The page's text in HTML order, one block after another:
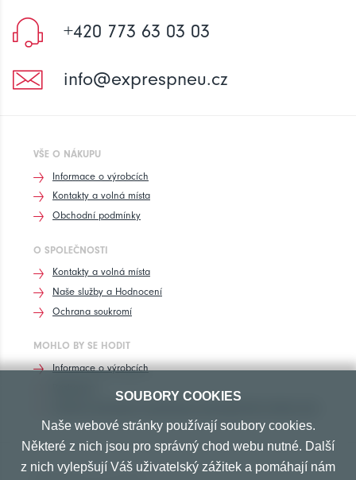
+420 773 63 03 03
info@exprespneu.cz
VŠE O NÁKUPU
Informace o výrobcích
Kontakty a volná místa
Obchodní podmínky
O SPOLEČNOSTI
Kontakty a volná místa
Naše služby a Hodnocení
Ochrana soukromí
MOHLO BY SE HODIT
Informace o výrobcích
SOUBORY COOKIES
Naše webové stránky používají soubory cookies.
Některé z nich jsou pro správný chod webu nutné. Další
z nich vylepšují Váš uživatelský zážitek a pomáhají nám